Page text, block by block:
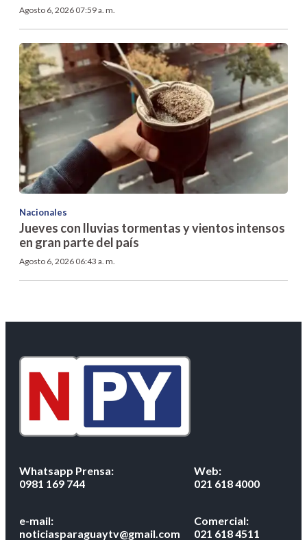
Agosto 6, 2026 07:59 a. m.
Nacionales
Jueves con lluvias tormentas y vientos intensos
en gran parte del país
Agosto 6, 2026 06:43 a. m.
Whatsapp Prensa:
0981 169 744
Web:
021 618 4000
e-mail:
noticiasparaguaytv@gmail.com
Comercial:
021 618 4511